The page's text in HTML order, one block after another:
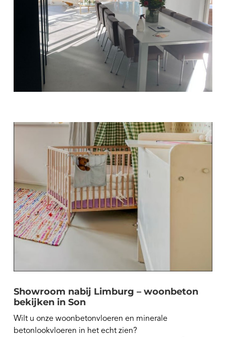
Showroom nabij Limburg – woonbeton
bekijken in Son
Wilt u onze woonbetonvloeren en minerale
betonlookvloeren in het echt zien?